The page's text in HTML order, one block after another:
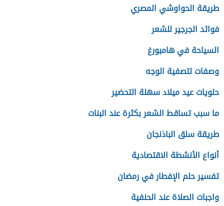
طريقة الحواوشي المصري
فوائد الجرجير للشعر
السياحة في هامبورغ
وصفات لتصفية الوجه
حلويات عيد ميلاد سهلة التحضير
ما سبب تساقط الشعر بكثرة عند البنات
طريقة سلق الباذنجان
أنواع الأنشطة الاقتصادية
تفسير حلم الإفطار في رمضان
واجبات الصلاة عند الحنفية